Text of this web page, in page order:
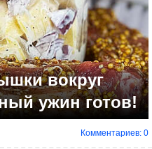
вокруг
ужин готов!
Комментариев: 0